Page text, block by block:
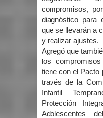
compromisos,
diagnóstico para
que se llevarán a
y realizar ajustes.
Agregó que
los
tiene con el Pacto
través de la
Infantil
Protección
Adolescentes